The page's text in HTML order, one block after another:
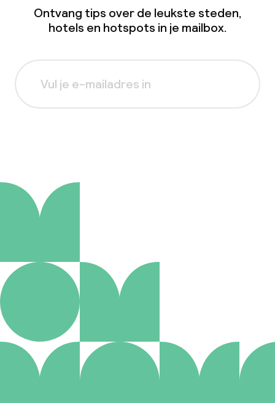
Ontvang tips over de leukste steden,
hotels en hotspots in je mailbox.